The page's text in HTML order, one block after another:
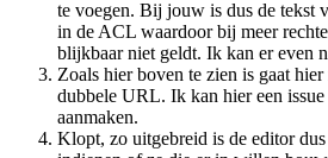
te voegen. Bij jouw is dus de tekst
in de ACL waardoor bij meer
blijkbaar niet geldt. Ik kan er even
Zoals hier boven te zien is gaat
dubbele URL. Ik kan hier een
aanmaken.
Klopt, zo uitgebreid is de editor